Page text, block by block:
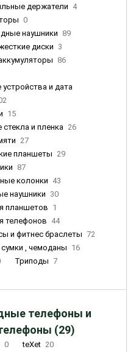
держатели 4
0
наушники
89
диски 3
86
и дата
15
и пленка 26
27
планшеты
29
87
колонки 43
наушники
30
планшетов 1
телефонов 44
и фитнес браслеты 72
, чемоданы 16
Триподы 7
телефоны и
(29)
0 teXet 20